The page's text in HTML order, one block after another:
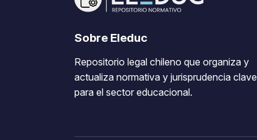
Sobre Eleduc
Repositorio legal chileno que organiza y
actualiza normativa y jurisprudencia clave
para el sector educacional.